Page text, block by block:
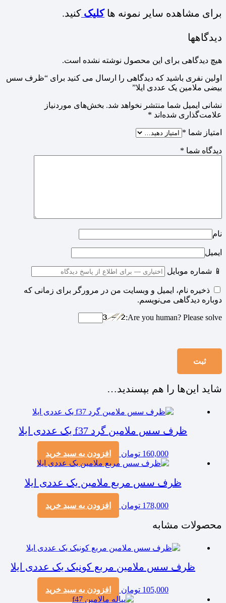
برای مشاهده سایر نمونه هاکلیک کنید.
دیدگاهها
هیچ دیدگاهی برای این محصول نوشته نشده است.
اولین نفری باشید که دیدگاهی را ارسال می کنید برای “ظرف سس
بیضی ملامین یک عددی ایلا”
نشانی ایمیل شما منتشر نخواهد شد. بخش‌های موردنیاز
علامت‌گذاری شده‌اند *
امتیاز شما *
دیدگاه شما *
نام
ایمیل
📱 شماره موبایل
ذخیره نام، ایمیل و وبسایت من در مرورگر برای زمانی که
دوباره دیدگاهی می‌نویسم.
Are you human? Please solve:
شاید این‌ها را هم بپسندید…
ظرف سس ملامین گرد f37 یک عددی ایلا
160,000 تومان افزودن به سبد خرید
ظرف سس مربع ملامین یک عددی ایلا
178,000 تومان افزودن به سبد خرید
محصولات مشابه
ظرف سس ملامین مربع کونیک یک عددی ایلا
105,000 تومان افزودن به سبد خرید